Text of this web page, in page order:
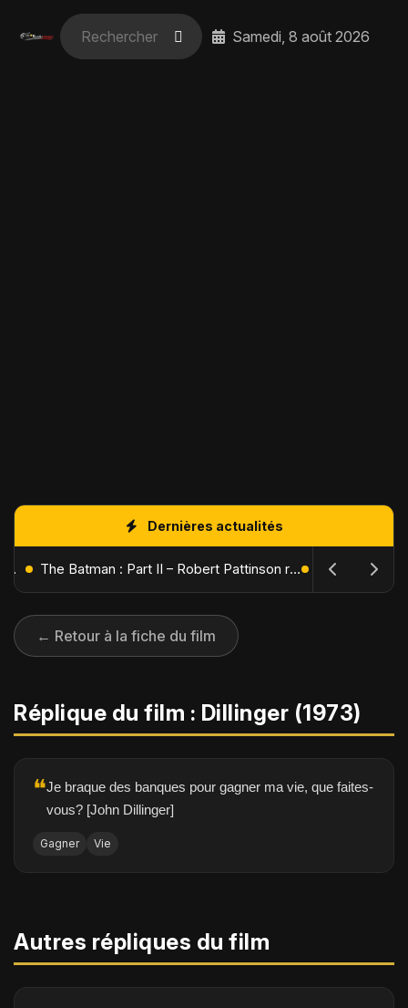
Samedi, 8 août 2026
Dernières actualités
L'Âge de Glace : Le Réveil du Volcan – Manny, Sid et Diego de retour pour une aventure explosive The Batman : Part II – Robert Pattinson replonge dans les ténèbres de Gotham dès octobre 2027
← Retour à la fiche du film
Réplique du film : Dillinger (1973)
❝Je braque des banques pour gagner ma vie, que faites-
vous? [John Dillinger]
Gagner Vie
Autres répliques du film